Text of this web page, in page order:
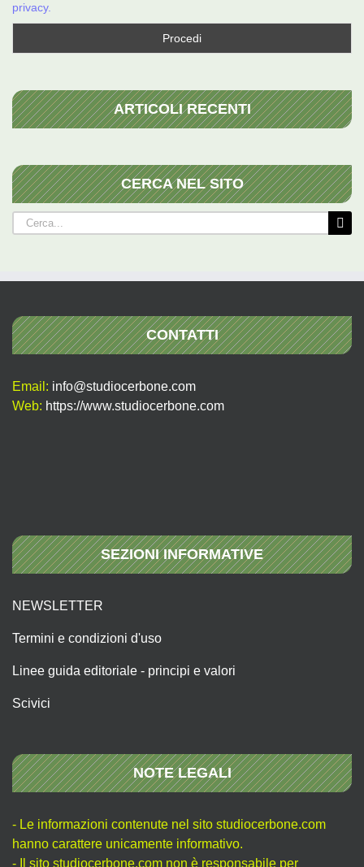
privacy.
ARTICOLI RECENTI
CERCA NEL SITO
Cerca
per:
CONTATTI
Email: info@studiocerbone.com
Web: https://www.studiocerbone.com
SEZIONI INFORMATIVE
NEWSLETTER
Termini e condizioni d'uso
Linee guida editoriale - principi e valori
Scivici
NOTE LEGALI
- Le informazioni contenute nel sito studiocerbone.com
hanno carattere unicamente informativo.
- Il sito studiocerbone.com non è responsabile per